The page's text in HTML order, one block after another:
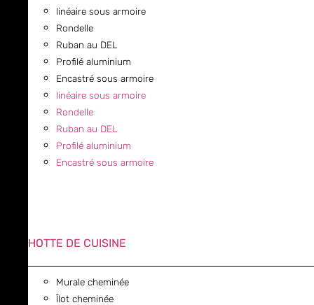
linéaire sous armoire
Rondelle
Ruban au DEL
Profilé aluminium
Encastré sous armoire
linéaire sous armoire
Rondelle
Ruban au DEL
Profilé aluminium
Encastré sous armoire
HOTTE DE CUISINE
Murale cheminée
Îlot cheminée